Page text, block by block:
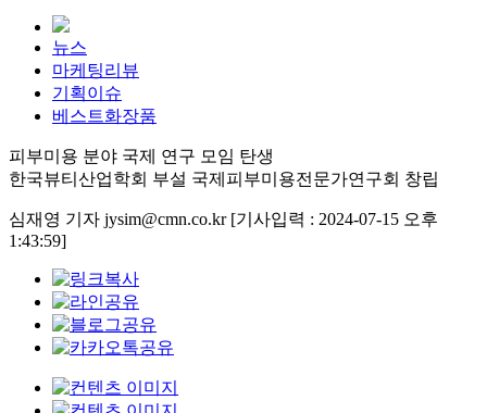
뉴스
마케팅리뷰
기획이슈
베스트화장품
피부미용 분야 국제 연구 모임 탄생
한국뷰티산업학회 부설 국제피부미용전문가연구회 창립
심재영 기자 jysim@cmn.co.kr [기사입력 : 2024-07-15 오후
1:43:59]